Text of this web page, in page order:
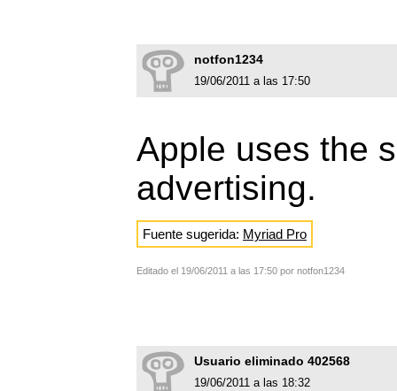
notfon1234
19/06/2011 a las 17:50
Apple uses the
advertising.
Fuente sugerida: Myriad Pro
Editado el 19/06/2011 a las 17:50 por notfon1234
Usuario eliminado 402568
19/06/2011 a las 18:32